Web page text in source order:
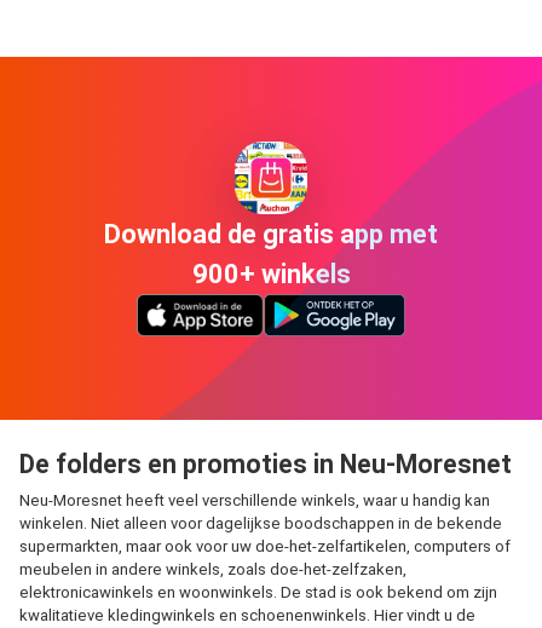
Download de gratis app met
900+ winkels
De folders en promoties in Neu-Moresnet
Neu-Moresnet heeft veel verschillende winkels, waar u handig kan
winkelen. Niet alleen voor dagelijkse boodschappen in de bekende
supermarkten, maar ook voor uw doe-het-zelfartikelen, computers of
meubelen in andere winkels, zoals doe-het-zelfzaken,
elektronicawinkels en woonwinkels. De stad is ook bekend om zijn
kwalitatieve kledingwinkels en schoenenwinkels. Hier vindt u de